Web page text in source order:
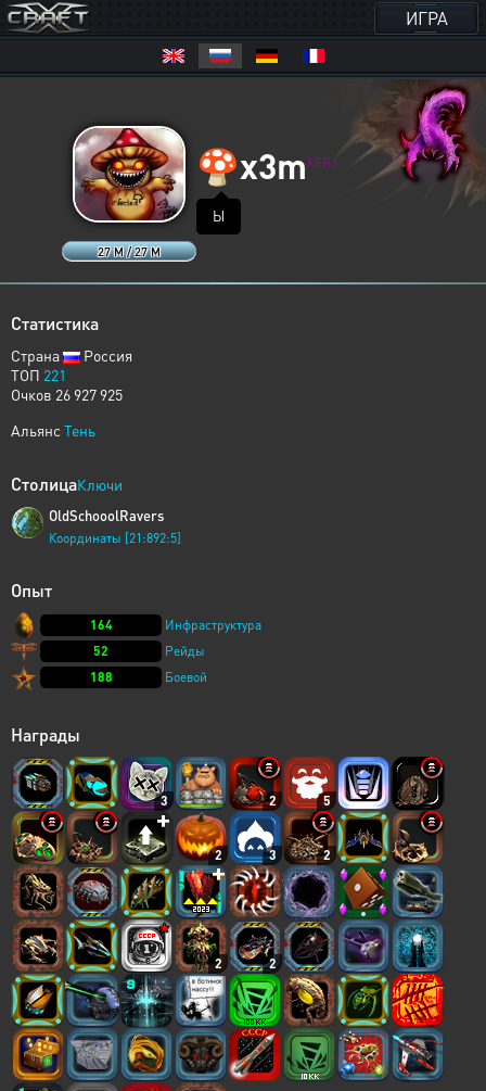
ИГРА
27 M / 27 M
🍄x3mXERJ
Ы
Статистика
Страна
Россия
ТОП 221
Очков 26 927 925
Альянс Тень
СтолицаКлючи
OldSchooolRavers
Координаты [21:892:5]
Опыт
164
Инфраструктура
52
Рейды
188
Боевой
Награды
3 2 5
2 3 2
2 2